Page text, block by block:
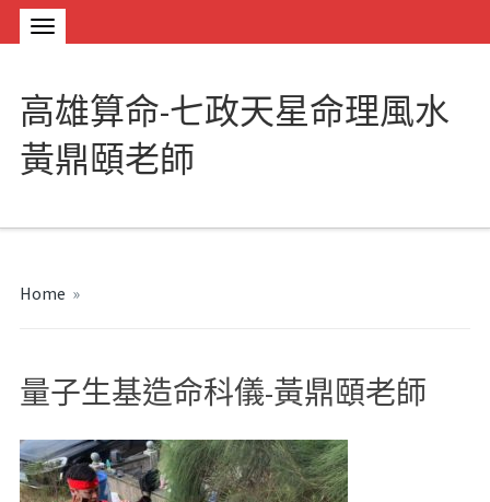
高雄算命-七政天星命理風水
黃鼎頤老師
Home »
量子生基造命科儀-黃鼎頤老師